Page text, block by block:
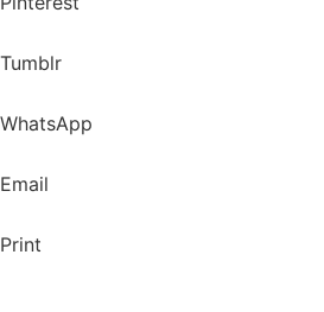
Tumblr
WhatsApp
Email
Print